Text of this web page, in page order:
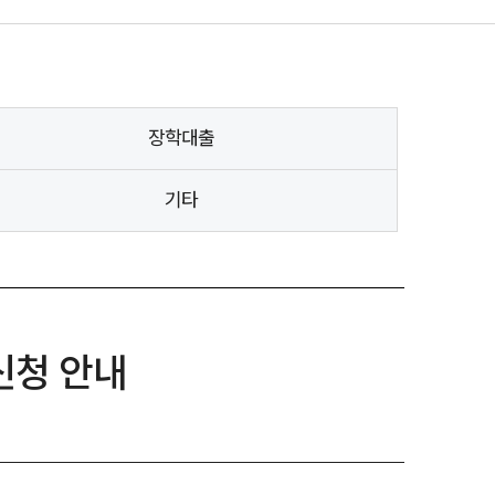
장학대출
기타
안내